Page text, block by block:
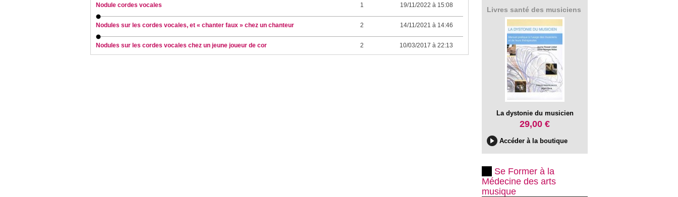
Nodule cordes vocales 1 19/11/2022 à 15:08
Nodules sur les cordes vocales, et « chanter faux » chez un chanteur 2 14/11/2021 à 14:46
Nodules sur les cordes vocales chez un jeune joueur de cor 2 10/03/2017 à 22:13
Livres santé des musiciens
La dystonie du musicien
29,00 €
Accéder à la boutique
Se Former à la
Médecine des arts
musique